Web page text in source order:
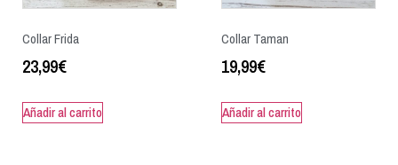
Collar Frida
23,99€
Añadir al carrito
Collar Taman
19,99€
Añadir al carrito